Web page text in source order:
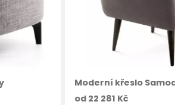
Moderní křeslo
od 22 281 Kč